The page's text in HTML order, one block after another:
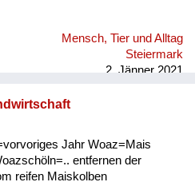
Mensch, Tier und Alltag
Steiermark
2. Jänner 2021
Jahr Woaz=Mais
entfernen der
reifen Maiskolben